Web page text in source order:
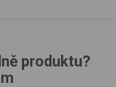
produktu?